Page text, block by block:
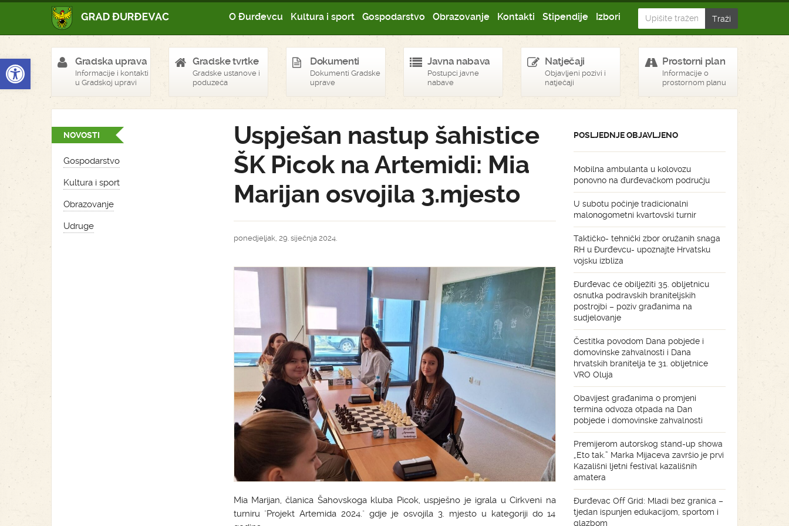
Open toolbar
O Đurđevcu Kultura i sport Gospodarstvo Obrazovanje Kontakti Stipendije Izbori
Gradska uprava
Informacije i kontakti
u Gradskoj upravi
Gradske tvrtke
Gradske ustanove i
poduzeća
Dokumenti
Dokumenti Gradske
uprave
Javna nabava
Postupci javne
nabave
Natječaji
Objavljeni pozivi i
natječaji
Prostorni plan
Informacije o
prostornom planu
NOVOSTI
Gospodarstvo
Kultura i sport
Obrazovanje
Udruge
Uspješan nastup šahistice
ŠK Picok na Artemidi: Mia
Marijan osvojila 3.mjesto
ponedjeljak, 29. siječnja 2024.
Mia Marijan, članica Šahovskoga kluba Picok, uspješno je igrala u Cirkveni na
turniru "Projekt Artemida 2024." gdje je osvojila 3. mjesto u kategoriji do 14
POSLJEDNJE OBJAVLJENO
Mobilna ambulanta u kolovozu
ponovno na đurđevačkom području
U subotu počinje tradicionalni
malonogometni kvartovski turnir
Taktičko- tehnički zbor oružanih snaga
RH u Đurđevcu- upoznajte Hrvatsku
vojsku izbliza
Đurđevac će obilježiti 35. obljetnicu
osnutka podravskih braniteljskih
postrojbi – poziv građanima na
sudjelovanje
Čestitka povodom Dana pobjede i
domovinske zahvalnosti i Dana
hrvatskih branitelja te 31. obljetnice
VRO Oluja
Obavijest građanima o promjeni
termina odvoza otpada na Dan
pobjede i domovinske zahvalnosti
Premijerom autorskog stand-up showa
„Eto tak.” Marka Mijaceva završio je prvi
Kazališni ljetni festival kazališnih
amatera
Đurđevac Off Grid: Mladi bez granica –
tjedan ispunjen edukacijom, sportom i
glazbom